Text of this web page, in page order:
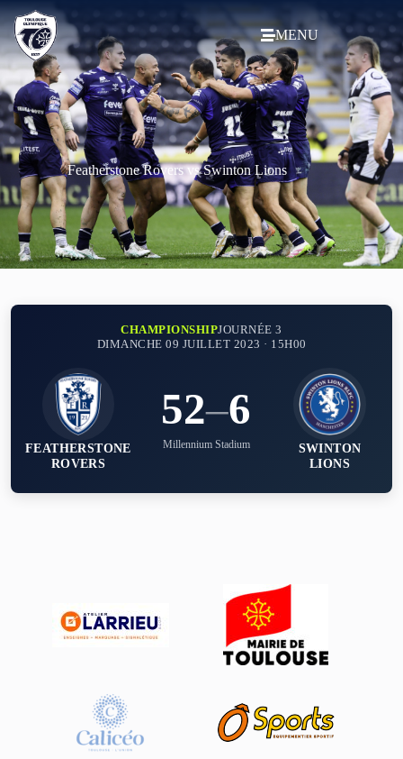
MENU
Featherstone Rovers vs Swinton Lions
CHAMPIONSHIPJOURNÉE 3
DIMANCHE 09 JUILLET 2023 · 15H00
FEATHERSTONE
ROVERS
52–6
Millennium Stadium
SWINTON
LIONS